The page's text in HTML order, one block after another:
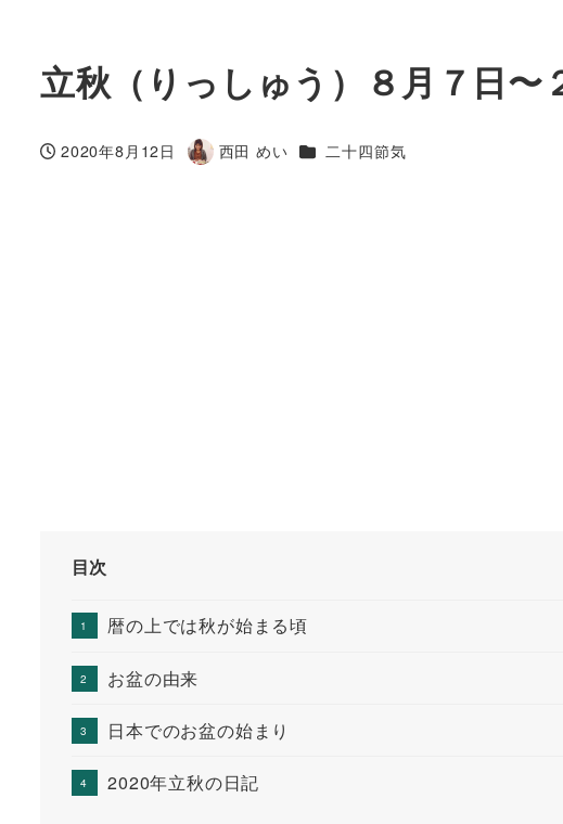
立秋（りっしゅう）８月７日〜
投稿日
2020年8月12日
著
西田 めい カテゴリー
二十四節気
目次
暦の上では秋が始まる頃
お盆の由来
日本でのお盆の始まり
2020年立秋の日記